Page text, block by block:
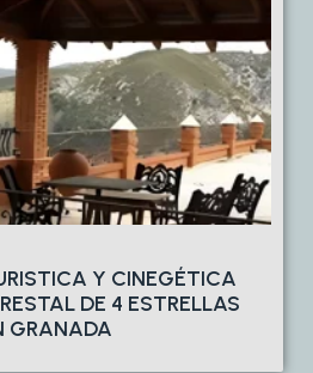
Y CINEGÉTICA
DE 4 ESTRELLAS
GRANADA